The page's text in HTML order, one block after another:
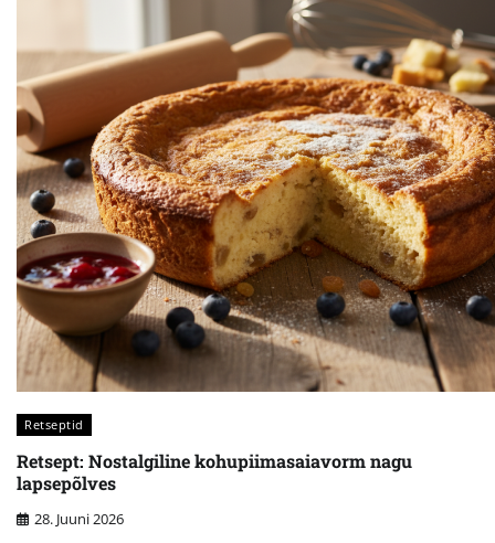
Retseptid
Retsept: Nostalgiline kohupiimasaiavorm nagu
lapsepõlves
28. Juuni 2026